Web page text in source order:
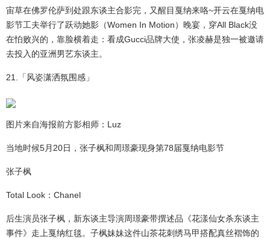
宙草在佛罗伦萨到处跟东谈主合影完，又醒目戛纳来咯~开云在戛纳电
影节工夫举行了跃动她影（Women In Motion）晚宴，穿All Black没
在怕败兴的，靠脸横着走：看成Gucci品牌大使，张凌赫是独一被邀请
去投入的亚洲男艺东谈主。
21.「风姿潇洒氛围感」
图片来自海报前方影相师：Luz
当地时候5月20日，张子枫和周璟豪现身第78届戛纳电影节
张子枫
Total Look：Chanel
后生演员张子枫，新东谈主导演周璟豪带撰述品《花漾仙女杀东谈主
事件》走上戛纳红毯。子枫妹妹这件山茶花刺绣马甲搭配真丝褶饰的